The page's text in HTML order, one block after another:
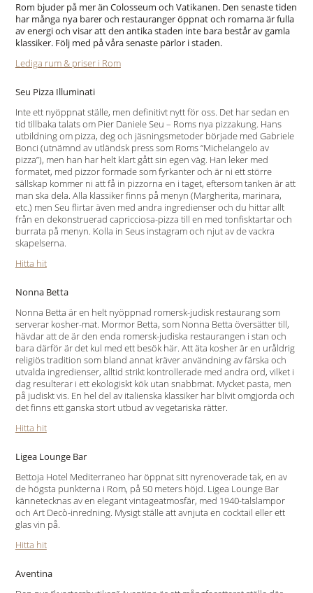
Rom bjuder på mer än Colosseum och Vatikanen. Den senaste tiden
har många nya barer och restauranger öppnat och romarna är fulla
av energi och visar att den antika staden inte bara består av gamla
klassiker. Följ med på våra senaste pärlor i staden.
Lediga rum & priser i Rom
Seu Pizza Illuminati
Inte ett nyöppnat ställe, men definitivt nytt för oss. Det har sedan en
tid tillbaka talats om Pier Daniele Seu – Roms nya pizzakung. Hans
utbildning om pizza, deg och jäsningsmetoder började med Gabriele
Bonci (utnämnd av utländsk press som Roms “Michelangelo av
pizza”), men han har helt klart gått sin egen väg. Han leker med
formatet, med pizzor formade som fyrkanter och är ni ett större
sällskap kommer ni att få in pizzorna en i taget, eftersom tanken är att
man ska dela. Alla klassiker finns på menyn (Margherita, marinara,
etc.) men Seu flirtar även med andra ingredienser och du hittar allt
från en dekonstruerad capricciosa-pizza till en med tonfisktartar och
burrata på menyn. Kolla in Seus instagram och njut av de vackra
skapelserna.
Hitta hit
Nonna Betta
Nonna Betta är en helt nyöppnad romersk-judisk restaurang som
serverar kosher-mat. Mormor Betta, som Nonna Betta översätter till,
hävdar att de är den enda romersk-judiska restaurangen i stan och
bara därför är det kul med ett besök här. Att äta kosher är en uråldrig
religiös tradition som bland annat kräver användning av färska och
utvalda ingredienser, alltid strikt kontrollerade med andra ord, vilket i
dag resulterar i ett ekologiskt kök utan snabbmat. Mycket pasta, men
på judiskt vis. En hel del av italienska klassiker har blivit omgjorda och
det finns ett ganska stort utbud av vegetariska rätter.
Hitta hit
Ligea Lounge Bar
Bettoja Hotel Mediterraneo har öppnat sitt nyrenoverade tak, en av
de högsta punkterna i Rom, på 50 meters höjd. Ligea Lounge Bar
kännetecknas av en elegant vintageatmosfär, med 1940-talslampor
och Art Decò-inredning. Mysigt ställe att avnjuta en cocktail eller ett
glas vin på.
Hitta hit
Aventina